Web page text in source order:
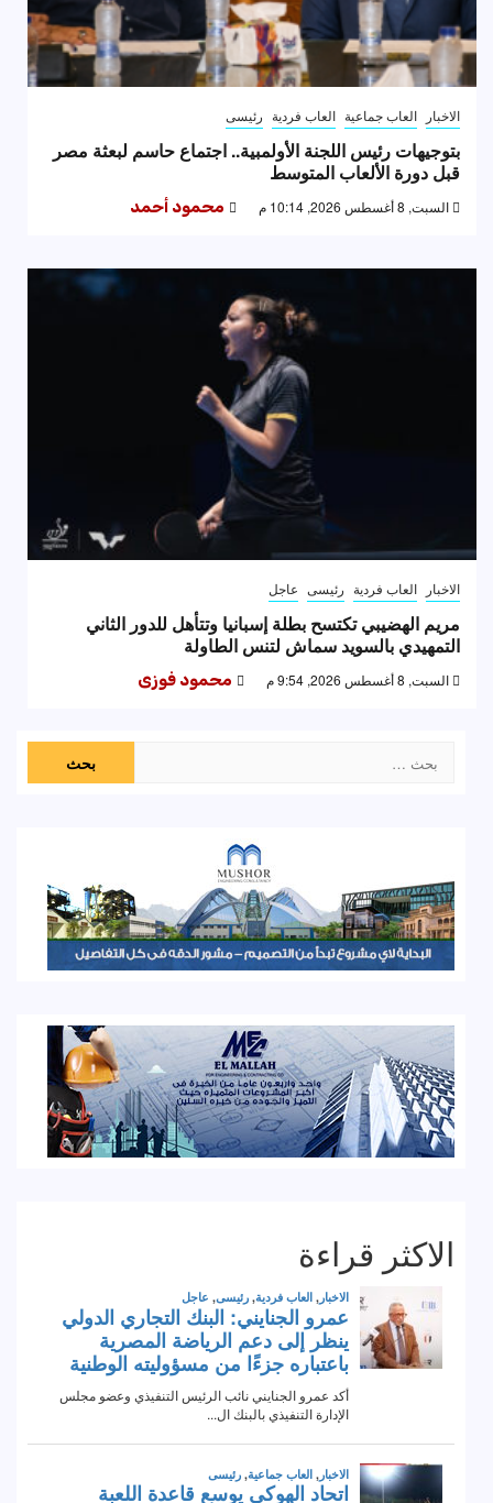
الاخبار العاب جماعية العاب فردية رئيسى
بتوجيهات رئيس اللجنة الأولمبية.. اجتماع حاسم لبعثة مصر
قبل دورة الألعاب المتوسط
السبت, 8 أغسطس 2026, 10:14 م محمود أحمد
الاخبار العاب فردية رئيسى عاجل
مريم الهضيبي تكتسح بطلة إسبانيا وتتأهل للدور الثاني
التمهيدي بالسويد سماش لتنس الطاولة
السبت, 8 أغسطس 2026, 9:54 م محمود فوزى
عن:
الاكثر قراءة